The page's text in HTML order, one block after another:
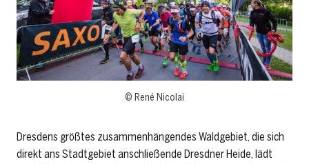
© René Nicolai
Dresdens größtes zusammenhängendes Waldgebiet, die sich
direkt ans Stadtgebiet anschließende Dresdner Heide, lädt